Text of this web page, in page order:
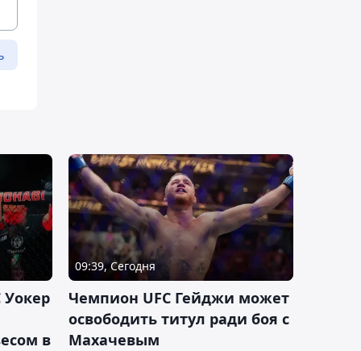
Уокер
в
09:39, Сегодня
Чемпион UFC Гейджи может
освободить титул ради боя с
Махачевым